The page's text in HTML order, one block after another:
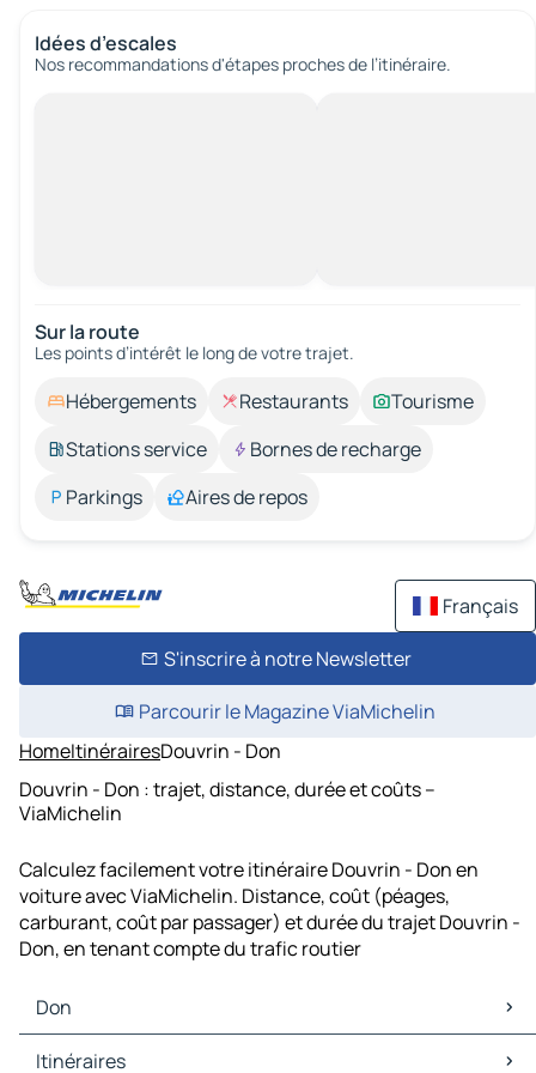
Idées d’escales
Nos recommandations d'étapes proches de l’itinéraire.
Sur la route
Les points d’intérêt le long de votre trajet.
Hébergements Restaurants
Tourisme
Stations service
Bornes de recharge
Parkings
Aires de repos
Français
S'inscrire à notre Newsletter
Parcourir le Magazine ViaMichelin
HomeItinérairesDouvrin - Don
Douvrin - Don : trajet, distance, durée et coûts –
ViaMichelin
Calculez facilement votre itinéraire Douvrin - Don en
voiture avec ViaMichelin. Distance, coût (péages,
carburant, coût par passager) et durée du trajet Douvrin -
Don, en tenant compte du trafic routier
Don
Don Cartes et plans
Itinéraires